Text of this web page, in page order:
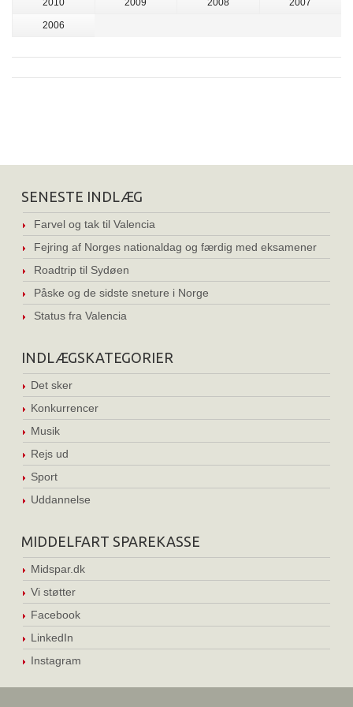
2010 2009 2008 2007
2006
SENESTE INDLÆG
Farvel og tak til Valencia
Fejring af Norges nationaldag og færdig med eksamener
Roadtrip til Sydøen
Påske og de sidste sneture i Norge
Status fra Valencia
INDLÆGSKATEGORIER
Det sker
Konkurrencer
Musik
Rejs ud
Sport
Uddannelse
MIDDELFART SPAREKASSE
Midspar.dk
Vi støtter
Facebook
LinkedIn
Instagram